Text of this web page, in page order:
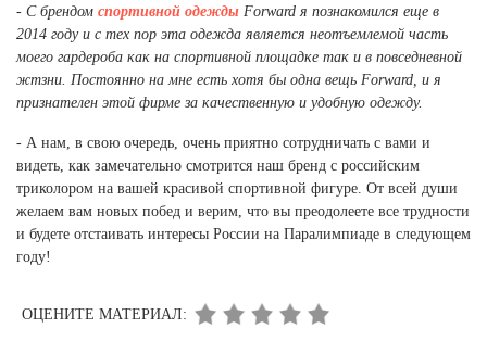
- С брендом спортивной одежды Forward я познакомился еще в
2014 году и с тех пор эта одежда является неотъемлемой часть
моего гардероба как на спортивной площадке так и в повседневной
жтзни. Постоянно на мне есть хотя бы одна вещь Forward, и я
признателен этой фирме за качественную и удобную одежду.
- А нам, в свою очередь, очень приятно сотрудничать с вами и
видеть, как замечательно смотрится наш бренд с российским
триколором на вашей красивой спортивной фигуре. От всей души
желаем вам новых побед и верим, что вы преодолеете все трудности
и будете отстаивать интересы России на Паралимпиаде в следующем
году!
ОЦЕНИТЕ МАТЕРИАЛ: